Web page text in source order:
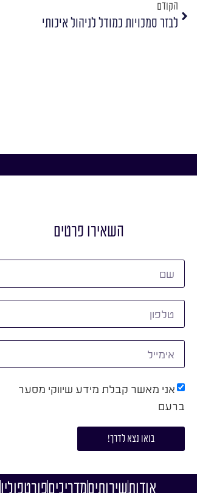
הקודם
לבזר סמכויות כמודל לניהול איכותי
השאירו פרטים
אני מאשר קבלת מידע שיווקי מסער
ברעם
בואו נצא לדרך!
אודותשירותיםמדריכיםפורטפוליו